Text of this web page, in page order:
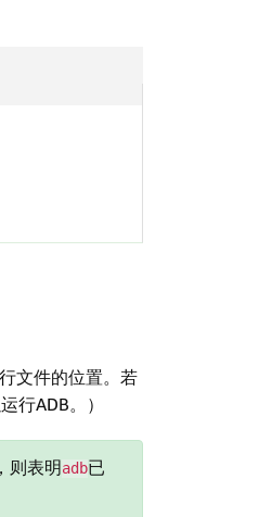
文件的位置。若
行ADB。）
则表明adb已